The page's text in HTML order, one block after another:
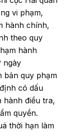
vi phạm,
hành chính,
theo quy
hành
ngày
bản quy phạm
có dấu
hành điều tra,
quyền.
thời hạn làm